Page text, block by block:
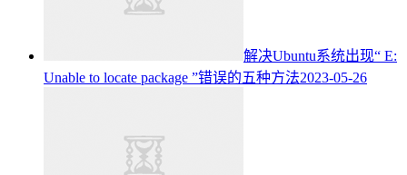
解决Ubuntu系统出现“ E:
Unable to locate package ”错误的五种方法2023-05-26